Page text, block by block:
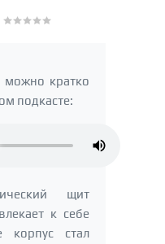
можно кратко
подкасте:
щит
к себе
корпус стал